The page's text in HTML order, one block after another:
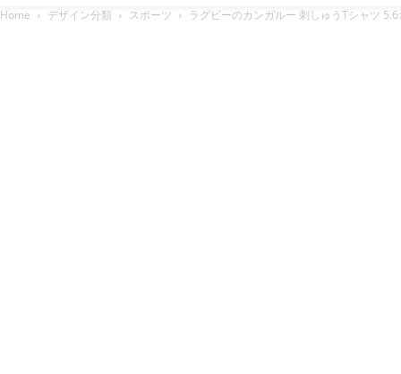
Home デザイン分類 スポーツ ラグビーのカンガルー 刺しゅうTシャツ